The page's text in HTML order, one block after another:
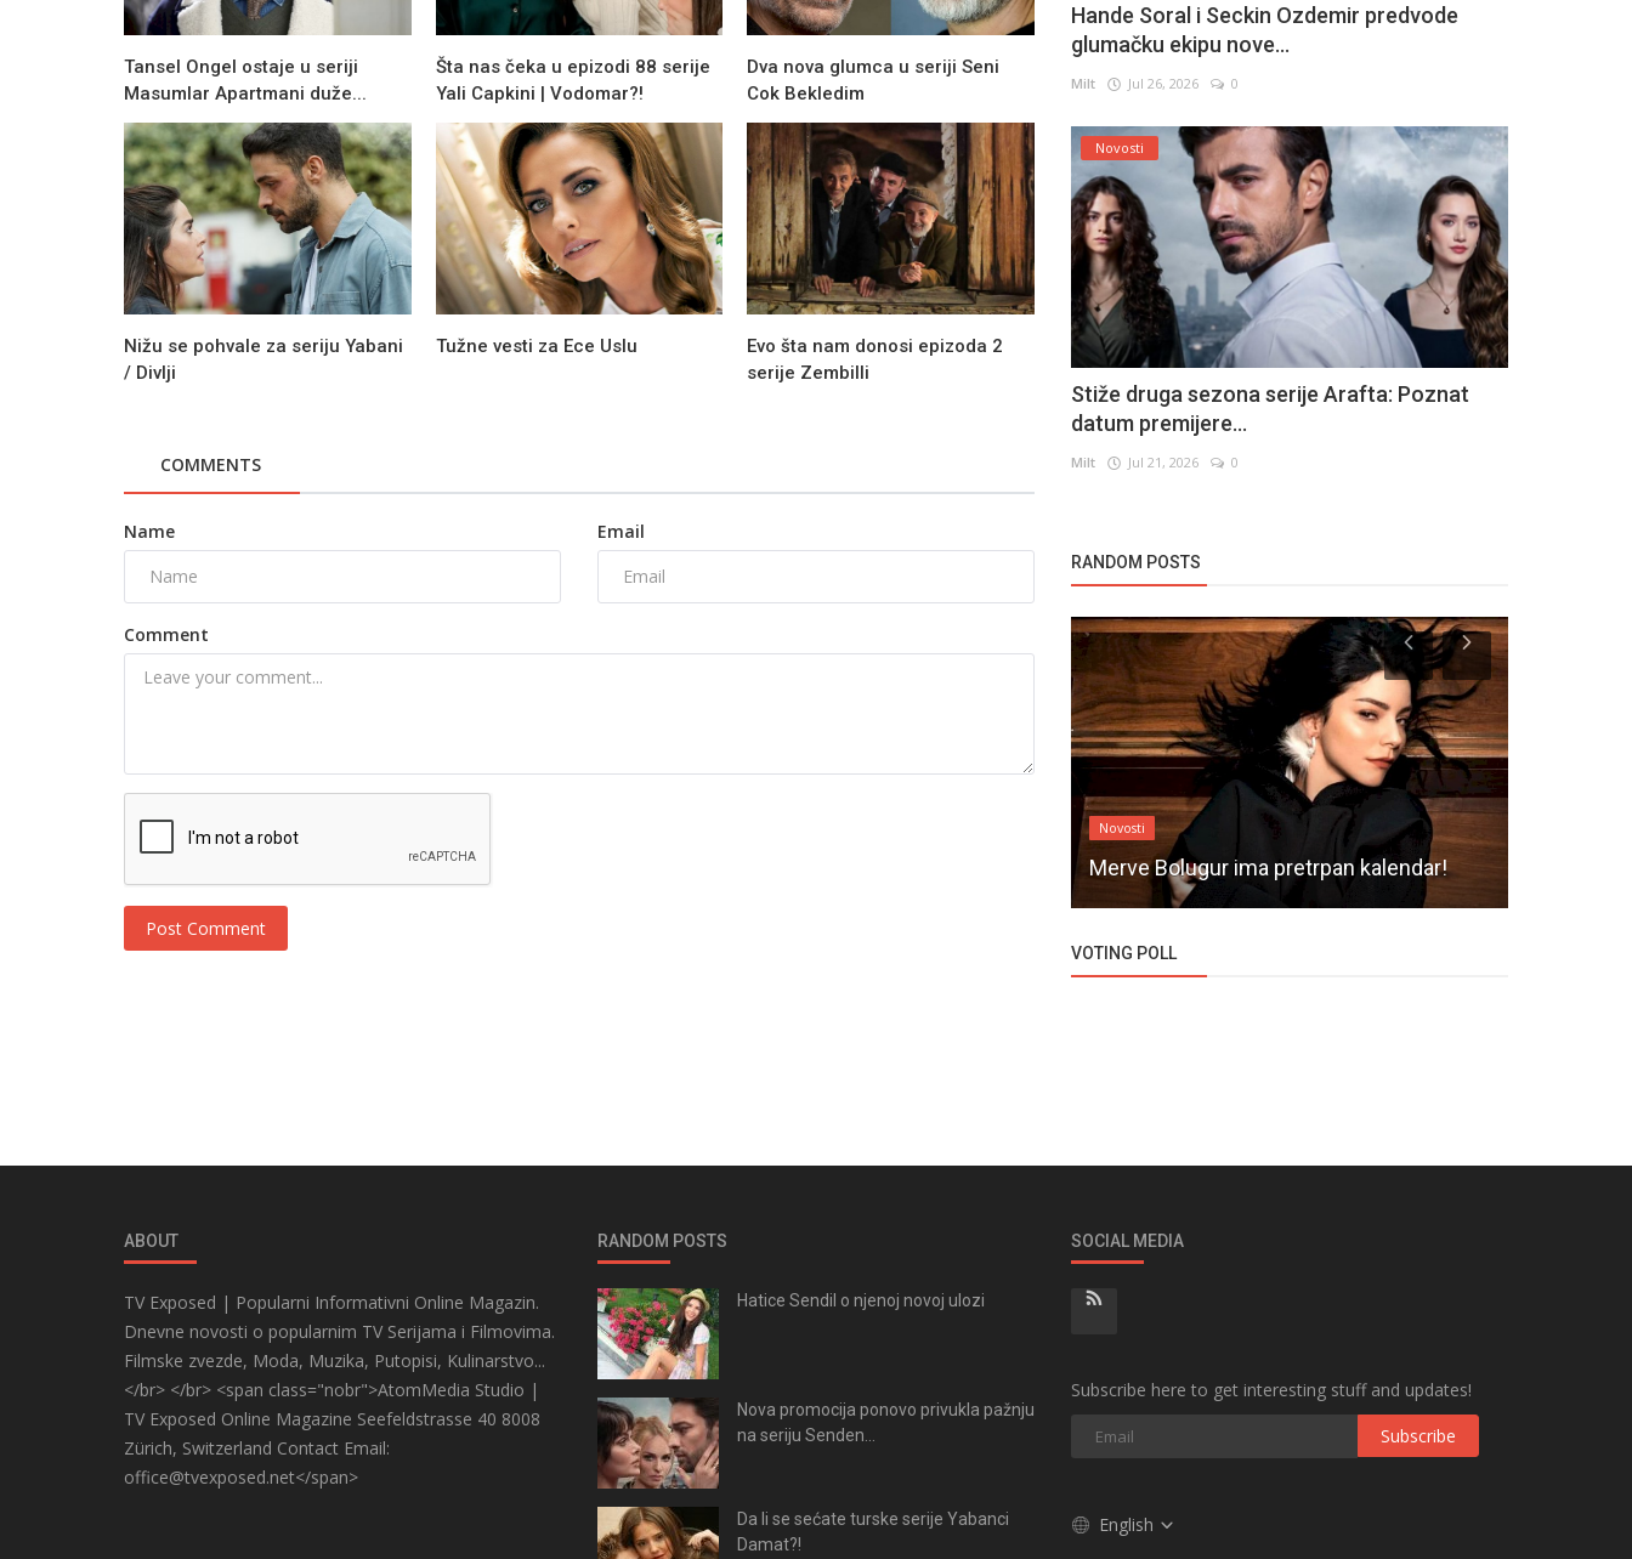
Tansel Ongel ostaje u seriji
Masumlar Apartmani duže...
Šta nas čeka u epizodi 88 serije
Yali Capkini | Vodomar?!
Dva nova glumca u seriji Seni
Cok Bekledim
Nižu se pohvale za seriju Yabani
/ Divlji
Tužne vesti za Ece Uslu
Evo šta nam donosi epizoda 2
serije Zembilli
COMMENTS
Name Email
Comment
Post Comment
Hande Soral i Seckin Ozdemir predvode
glumačku ekipu nove...
Milt Jul 26, 2026 0
Novosti
Stiže druga sezona serije Arafta: Poznat
datum premijere...
Milt Jul 21, 2026 0
RANDOM POSTS
Novosti
Uskoro finale sezone Gonul Dagi,
pripreme za novu već u toku!
Novosti
Merve Bolugur ima pretrpan kalendar!
VOTING POLL
ABOUT
TV Exposed | Popularni Informativni Online Magazin.
Dnevne novosti o popularnim TV Serijama i Filmovima.
Filmske zvezde, Moda, Muzika, Putopisi, Kulinarstvo...
</br> </br> <span class="nobr">AtomMedia Studio |
TV Exposed Online Magazine Seefeldstrasse 40 8008
Zürich, Switzerland Contact Email:
office@tvexposed.net</span>
RANDOM POSTS
Hatice Sendil o njenoj novoj ulozi
Nova promocija ponovo privukla pažnju
na seriju Senden...
Da li se sećate turske serije Yabanci
Damat?!
SOCIAL MEDIA
Subscribe here to get interesting stuff and updates!
Subscribe
English